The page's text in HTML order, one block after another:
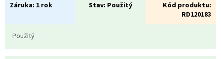
Záruka: 1 rok Stav: Použitý
Kód produktu:
RD120183
Použitý